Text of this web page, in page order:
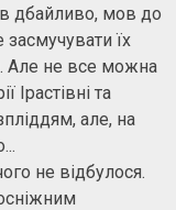
дбайливо, мов до
їх
Але не все можна
Ірастівні та
але, на
не відбулося.